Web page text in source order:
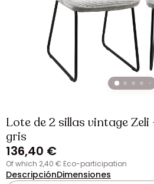
Lote de 2 sillas vintage Zeli
gris
136,40 €
of which 2,40 € Eco-participation
DescripciónDimensiones